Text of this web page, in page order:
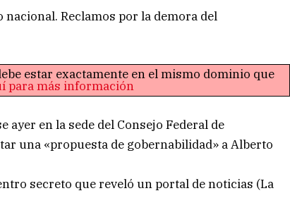
nacional. Reclamos por la demora del
estar exactamente en el mismo dominio que
para más información
en la sede del Consejo Federal de
una «propuesta de gobernabilidad» a Alberto
secreto que reveló un portal de noticias (La